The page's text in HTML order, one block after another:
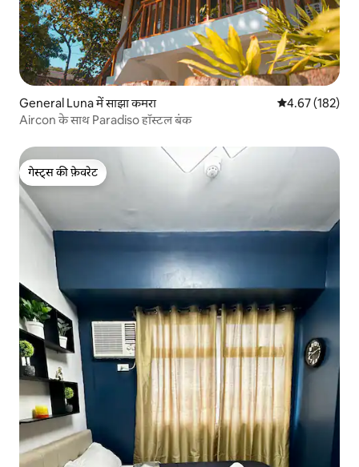
General Luna में साझा कमरा औसत रेटिंग 5 में से
4.67 (182)
Aircon के साथ Paradiso हॉस्टल बंक
गेस्ट्स की फ़ेवरेट
गेस्ट्स की फ़ेवरेट